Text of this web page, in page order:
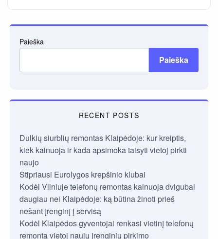
Paieška
Paieška
RECENT POSTS
Dulkių siurblių remontas Klaipėdoje: kur kreiptis,
kiek kainuoja ir kada apsimoka taisyti vietoj pirkti
naujo
Stipriausi Eurolygos krepšinio klubai
Kodėl Vilniuje telefonų remontas kainuoja dvigubai
daugiau nei Klaipėdoje: ką būtina žinoti prieš
nešant įrenginį į servisą
Kodėl Klaipėdos gyventojai renkasi vietinį telefonų
remontą vietoj naujų įrenginių pirkimo